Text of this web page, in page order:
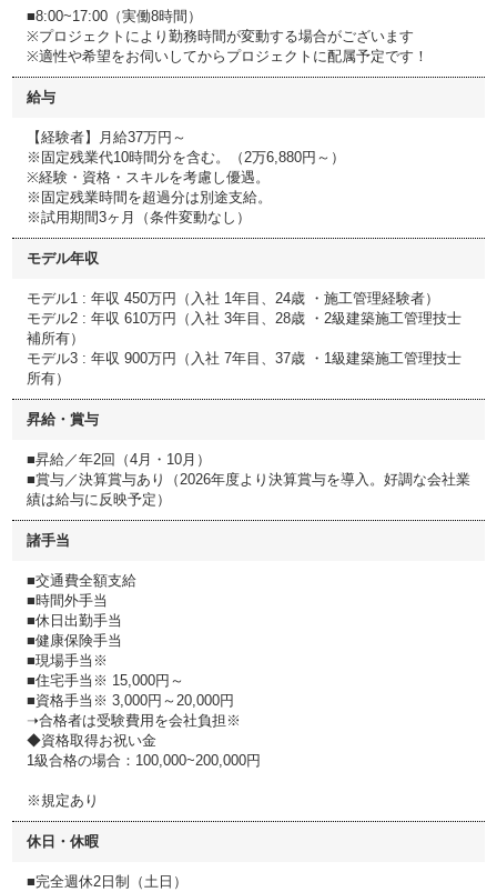
■8:00~17:00（実働8時間）
※プロジェクトにより勤務時間が変動する場合がございます
※適性や希望をお伺いしてからプロジェクトに配属予定です！
給与
【経験者】月給37万円～
※固定残業代10時間分を含む。（2万6,880円～）
※経験・資格・スキルを考慮し優遇。
※固定残業時間を超過分は別途支給。
※試用期間3ヶ月（条件変動なし）
モデル年収
モデル1 : 年収 450万円（入社 1年目、24歳 ・施工管理経験者）
モデル2 : 年収 610万円（入社 3年目、28歳 ・2級建築施工管理技士
補所有）
モデル3 : 年収 900万円（入社 7年目、37歳 ・1級建築施工管理技士
所有）
昇給・賞与
■昇給／年2回（4月・10月）
■賞与／決算賞与あり（2026年度より決算賞与を導入。好調な会社業
績は給与に反映予定）
諸手当
■交通費全額支給
■時間外手当
■休日出勤手当
■健康保険手当
■現場手当※
■住宅手当※ 15,000円～
■資格手当※ 3,000円～20,000円
➝合格者は受験費用を会社負担※
◆資格取得お祝い金
1級合格の場合：100,000~200,000円
※規定あり
休日・休暇
■完全週休2日制（土日）